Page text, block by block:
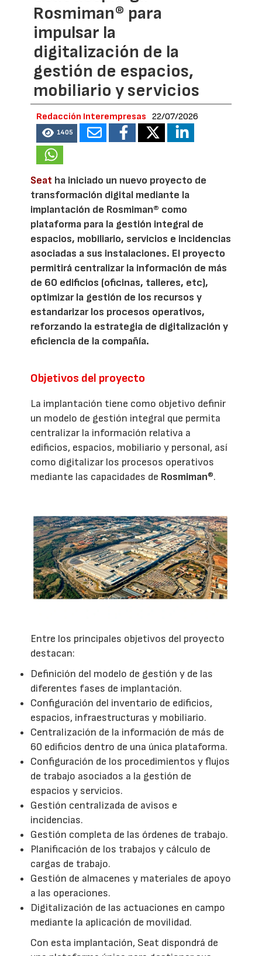
Rosmiman® para
impulsar la
digitalización de la
gestión de espacios,
mobiliario y servicios
Redacción Interempresas 22/07/2026
1405
Seat ha iniciado un nuevo proyecto de
transformación digital mediante la
implantación de Rosmiman® como
plataforma para la gestión integral de
espacios, mobiliario, servicios e incidencias
asociadas a sus instalaciones. El proyecto
permitirá centralizar la información de más
de 60 edificios (oficinas, talleres, etc),
optimizar la gestión de los recursos y
estandarizar los procesos operativos,
reforzando la estrategia de digitalización y
eficiencia de la compañía.
Objetivos del proyecto
La implantación tiene como objetivo definir
un modelo de gestión integral que permita
centralizar la información relativa a
edificios, espacios, mobiliario y personal, así
como digitalizar los procesos operativos
mediante las capacidades de Rosmiman®.
Entre los principales objetivos del proyecto
destacan:
Definición del modelo de gestión y de las
diferentes fases de implantación.
Configuración del inventario de edificios,
espacios, infraestructuras y mobiliario.
Centralización de la información de más de
60 edificios dentro de una única plataforma.
Configuración de los procedimientos y flujos
de trabajo asociados a la gestión de
espacios y servicios.
Gestión centralizada de avisos e
incidencias.
Gestión completa de las órdenes de trabajo.
Planificación de los trabajos y cálculo de
cargas de trabajo.
Gestión de almacenes y materiales de apoyo
a las operaciones.
Digitalización de las actuaciones en campo
mediante la aplicación de movilidad.
Con esta implantación, Seat dispondrá de